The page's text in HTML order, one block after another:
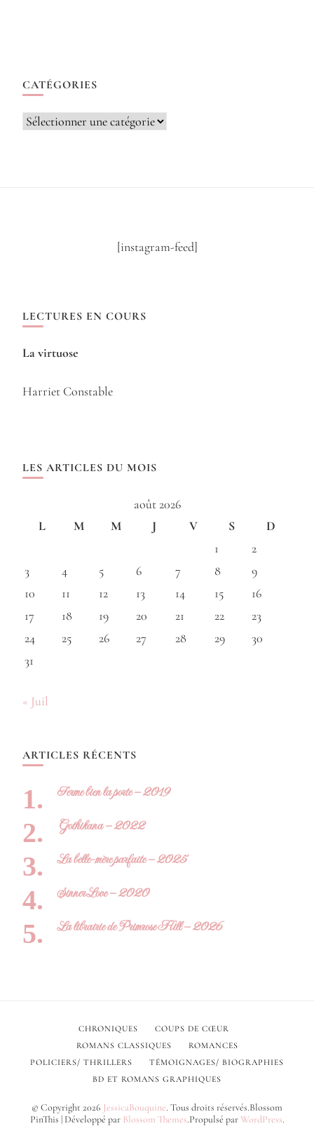
CATÉGORIES
Catégories
[instagram-feed]
LECTURES EN COURS
La virtuose
Harriet Constable
LES ARTICLES DU MOIS
août 2026
L
M M J V S
D
1
2
3
4 5 6 7 8
9
10
11 12 13 14 15
16
17
18 19 20 21 22
23
24
25 26 27 28 29
30
31
« Juil
ARTICLES RÉCENTS
Ferme bien la porte – 2019
Gothikana – 2022
La belle-mère parfaite – 2025
Sinner Love – 2020
La librairie de Primrose Hill – 2026
© Copyright 2026 JessicaBouquine. Tous droits réservés.Blossom
PinThis | Développé par Blossom Themes.Propulsé parWordPress.
CHRONIQUES
COUPS DE CŒUR
ROMANS CLASSIQUES
ROMANCES
POLICIERS/ THRILLERS
TÉMOIGNAGES/ BIOGRAPHIES
BD ET ROMANS GRAPHIQUES